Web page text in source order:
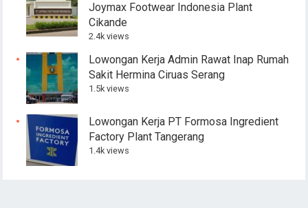
Joymax Footwear Indonesia Plant
Cikande
2.4k views
Lowongan Kerja Admin Rawat Inap Rumah
Sakit Hermina Ciruas Serang
1.5k views
Lowongan Kerja PT Formosa Ingredient
Factory Plant Tangerang
1.4k views